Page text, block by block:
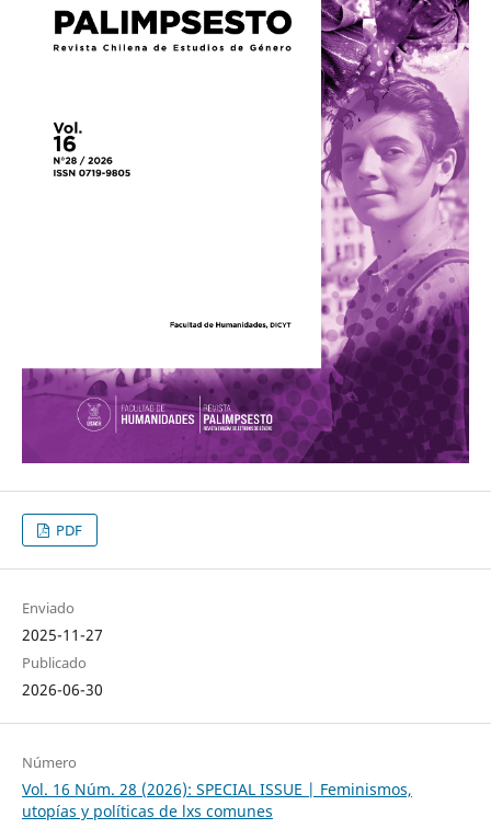
PDF
Enviado
2025-11-27
Publicado
2026-06-30
Número
Vol. 16 Núm. 28 (2026): SPECIAL ISSUE | Feminismos,
utopías y políticas de lxs comunes